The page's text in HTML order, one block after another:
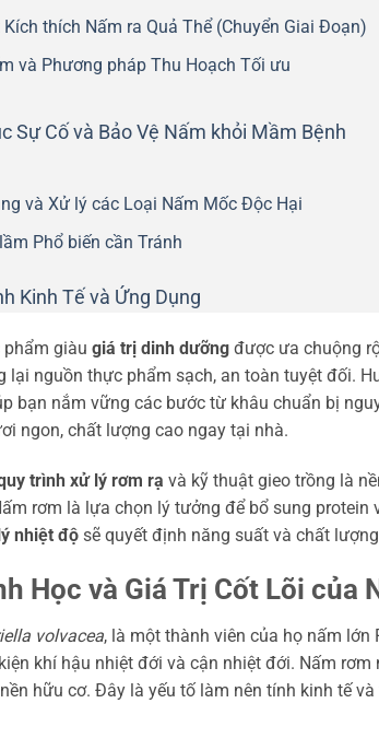
thích Nấm ra Quả Thể (Chuyển Giai Đoạn)
và Phương pháp Thu Hoạch Tối ưu
Sự Cố và Bảo Vệ Nấm khỏi Mầm Bệnh
và Xử lý các Loại Nấm Mốc Độc Hại
Phổ biến cần Tránh
Kinh Tế và Ứng Dụng
giàu giá trị dinh dưỡng được ưa chuộng
lại nguồn thực phẩm sạch, an toàn tuyệt đối.
bạn nắm vững các bước từ khâu chuẩn bị
ngon, chất lượng cao ngay tại nhà.
trình xử lý rơm rạ và kỹ thuật gieo trồng là
rơm là lựa chọn lý tưởng để bổ sung protein
nhiệt độ sẽ quyết định năng suất và chất
Học và Giá Trị Cốt Lõi của
volvacea, là một thành viên của họ nấm lớn
khí hậu nhiệt đới và cận nhiệt đới. Nấm
hữu cơ. Đây là yếu tố làm nên tính kinh tế